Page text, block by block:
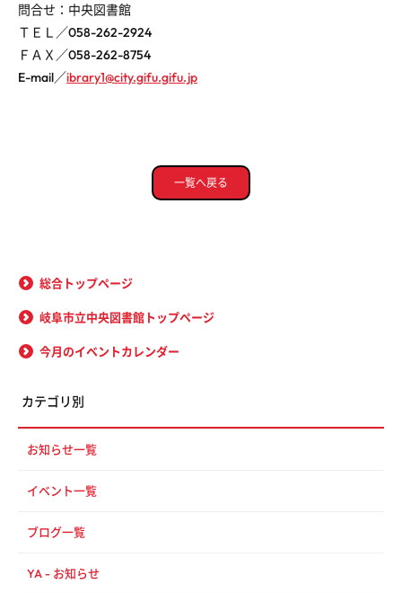
問合せ：中央図書館
ＴＥＬ／058-262-2924
ＦＡＸ／058-262-8754
E-mail／ibrary1@city.gifu.gifu.jp
一覧へ戻る
総合トップページ
岐阜市立中央図書館トップページ
今月のイベントカレンダー
カテゴリ別
お知らせ一覧
イベント一覧
ブログ一覧
YA - お知らせ